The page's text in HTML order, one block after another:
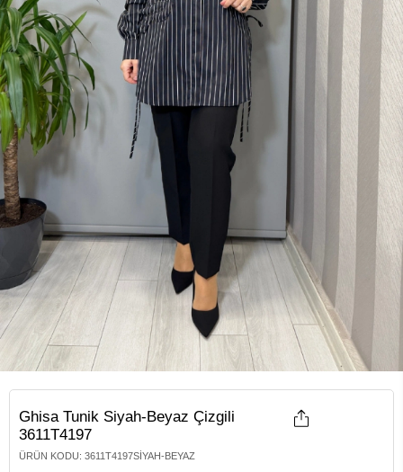
Ghisa Tunik Siyah-Beyaz Çizgili
3611T4197
ÜRÜN KODU: 3611T4197SIYAH-BEYAZ